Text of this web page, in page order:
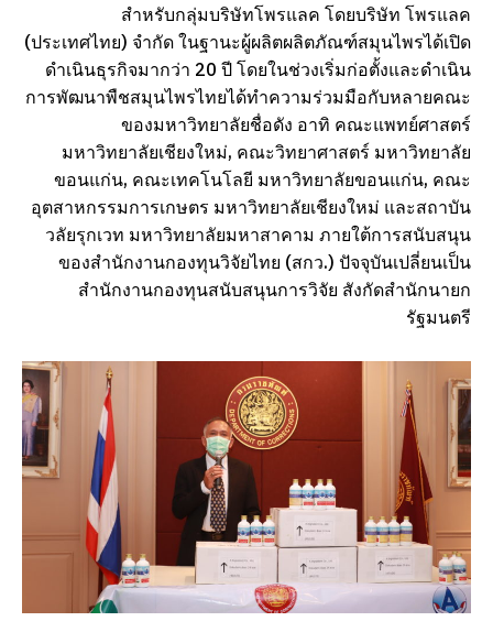
สำหรับกลุ่มบริษัทโพรแลค โดยบริษัท โพรแลค
(ประเทศไทย) จำกัด ในฐานะผู้ผลิตผลิตภัณฑ์สมุนไพรได้เปิด
ดำเนินธุรกิจมากว่า 20 ปี โดยในช่วงเริ่มก่อตั้งและดำเนิน
การพัฒนาพืชสมุนไพรไทยได้ทำความร่วมมือกับหลายคณะ
ของมหาวิทยาลัยชื่อดัง อาทิ คณะแพทย์ศาสตร์
มหาวิทยาลัยเชียงใหม่, คณะวิทยาศาสตร์ มหาวิทยาลัย
ขอนแก่น, คณะเทคโนโลยี มหาวิทยาลัยขอนแก่น, คณะ
อุตสาหกรรมการเกษตร มหาวิทยาลัยเชียงใหม่ และสถาบัน
วลัยรุกเวท มหาวิทยาลัยมหาสาคาม ภายใต้การสนับสนุน
ของสำนักงานกองทุนวิจัยไทย (สกว.) ปัจจุบันเปลี่ยนเป็น
สำนักงานกองทุนสนับสนุนการวิจัย สังกัดสำนักนายก
รัฐมนตรี